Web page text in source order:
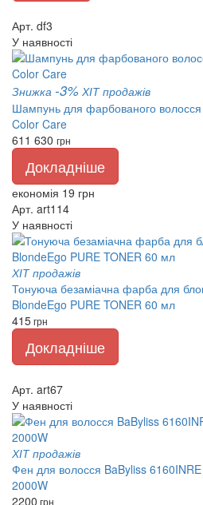
Арт. df3
У наявності
Знижка -3% ХІТ продажів
Шампунь для фарбованого
Color Care
611 630 грн
Докладніше
економія 19 грн
Арт. art114
У наявності
ХІТ продажів
Тонуюча безаміачна фарба для
BlondeEgo PURE TONER 60 мл
415грн
Докладніше
Арт. art67
У наявності
ХІТ продажів
Фен для волосся BaByliss
2000W
2200 грн